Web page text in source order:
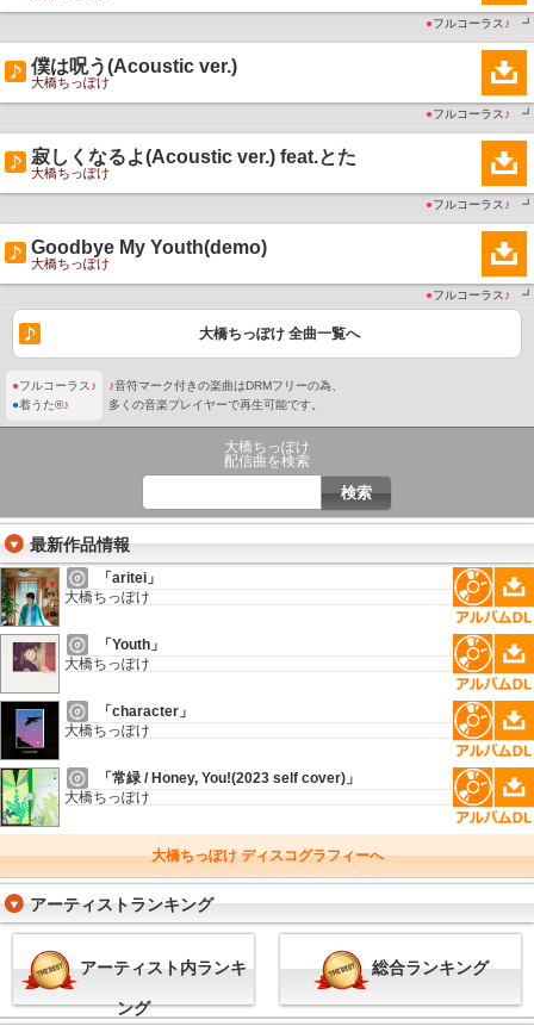
●フルコーラス ♪ ┛
僕は呪う(Acoustic ver.)
大橋ちっぽけ
●フルコーラス ♪ ┛
寂しくなるよ(Acoustic ver.) feat.とた
大橋ちっぽけ
●フルコーラス ♪ ┛
Goodbye My Youth(demo)
大橋ちっぽけ
●フルコーラス ♪ ┛
大橋ちっぽけ 全曲一覧へ
●フルコーラス ♪
●着うた®♪
♪音符マーク付きの楽曲はDRMフリーの為、
多くの音楽プレイヤーで再生可能です。
大橋ちっぽけ
配信曲を検索
最新作品情報
「aritei」
大橋ちっぽけ
「Youth」
大橋ちっぽけ
「character」
大橋ちっぽけ
「常緑 / Honey, You!(2023 self cover)」
大橋ちっぽけ
大橋ちっぽけ ディスコグラフィーへ
アーティストランキング
アーティスト内ランキ
ング
総合ランキング